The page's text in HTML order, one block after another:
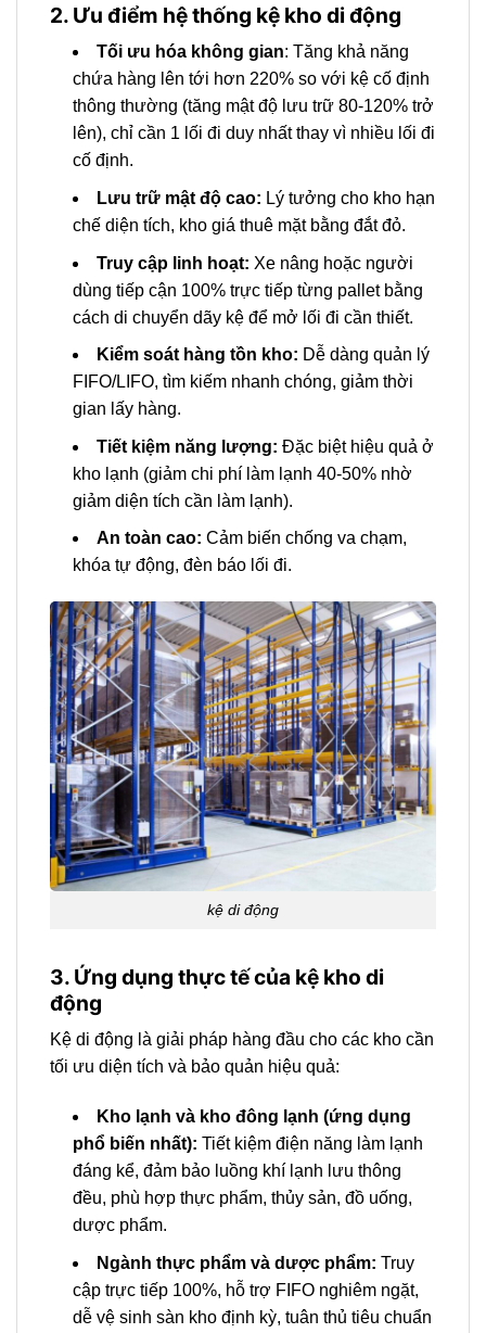
2. Ưu điểm hệ thống kệ kho di động
Tối ưu hóa không gian: Tăng khả năng
chứa hàng lên tới hơn 220% so với kệ cố định
thông thường (tăng mật độ lưu trữ 80-120% trở
lên), chỉ cần 1 lối đi duy nhất thay vì nhiều lối đi
cố định.
Lưu trữ mật độ cao: Lý tưởng cho kho hạn
chế diện tích, kho giá thuê mặt bằng đắt đỏ.
Truy cập linh hoạt: Xe nâng hoặc người
dùng tiếp cận 100% trực tiếp từng pallet bằng
cách di chuyển dãy kệ để mở lối đi cần thiết.
Kiểm soát hàng tồn kho: Dễ dàng quản lý
FIFO/LIFO, tìm kiếm nhanh chóng, giảm thời
gian lấy hàng.
Tiết kiệm năng lượng: Đặc biệt hiệu quả ở
kho lạnh (giảm chi phí làm lạnh 40-50% nhờ
giảm diện tích cần làm lạnh).
An toàn cao: Cảm biến chống va chạm,
khóa tự động, đèn báo lối đi.
kệ di động
3. Ứng dụng thực tế của kệ kho di
động
Kệ di động là giải pháp hàng đầu cho các kho cần
tối ưu diện tích và bảo quản hiệu quả:
Kho lạnh và kho đông lạnh (ứng dụng
phổ biến nhất): Tiết kiệm điện năng làm lạnh
đáng kể, đảm bảo luồng khí lạnh lưu thông
đều, phù hợp thực phẩm, thủy sản, đồ uống,
dược phẩm.
Ngành thực phẩm và dược phẩm: Truy
cập trực tiếp 100%, hỗ trợ FIFO nghiêm ngặt,
dễ vệ sinh sàn kho định kỳ, tuân thủ tiêu chuẩn